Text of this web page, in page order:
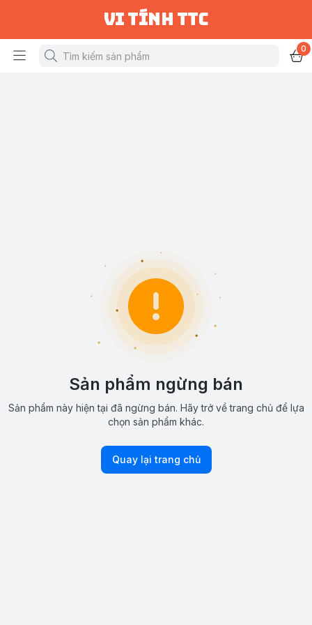
vi tính ttc
0
Sản phẩm ngừng bán
Sản phẩm này hiện tại đã ngừng bán. Hãy trở về trang chủ để lựa
chọn sản phẩm khác.
Quay lại trang chủ